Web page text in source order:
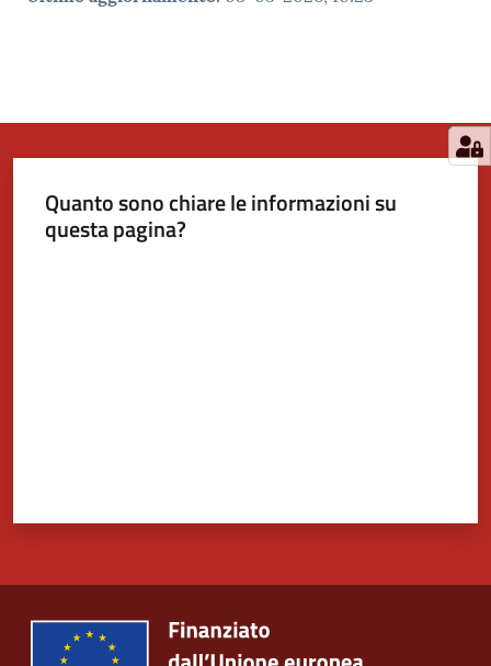
Quanto sono chiare le informazioni su
questa pagina?